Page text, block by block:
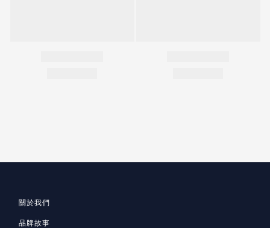
關於我們
品牌故事